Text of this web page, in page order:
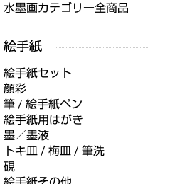
水墨画カテゴリー全商品
絵手紙セット
顔彩
筆 / 絵手紙ペン
絵手紙用はがき
墨／墨液
トキ皿 / 梅皿 / 筆洗
硯